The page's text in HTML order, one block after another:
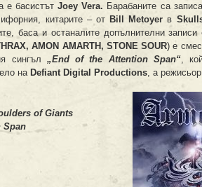
е басистътJoey Vera. Барабаните са
китарите – от Bill Metoyer в
баса и останалите допълнителни
AMON AMARTH, STONE SOUR) е
сингъл „End of the Attention Span“,
на Defiant Digital Productions, а
of Giants
Span